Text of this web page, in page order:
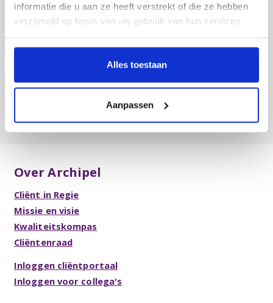
informatie die u aan ze heeft verstrekt of die ze hebben
verzameld op basis van uw gebruik van hun services.
Alles toestaan
Aanpassen
Meer weten over Archipel?
Folders & Brochures
Vacatures
Over Archipel
Cliënt in Regie
Missie en visie
Kwaliteitskompas
Cliëntenraad
Inloggen cliëntportaal
Inloggen voor collega's